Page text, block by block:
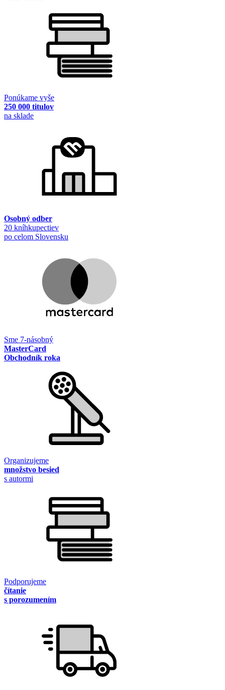
Ponúkame vyše
250 000 titulov
na sklade
Osobný odber
20 kníhkupectiev
po celom Slovensku
Sme 7-násobný
MasterCard
Obchodník roka
Organizujeme
množstvo besied
s autormi
Podporujeme
čítanie
s porozumením